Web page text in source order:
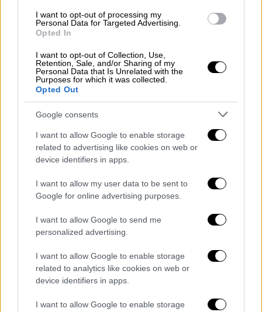
I want to opt-out of processing my
Personal Data for Targeted Advertising.
Opted In
I want to opt-out of Collection, Use,
Retention, Sale, and/or Sharing of my
Personal Data that Is Unrelated with the
Purposes for which it was collected.
Opted Out
Google consents
I want to allow Google to enable storage
related to advertising like cookies on web or
device identifiers in apps.
I want to allow my user data to be sent to
Google for online advertising purposes.
I want to allow Google to send me
personalized advertising.
I want to allow Google to enable storage
related to analytics like cookies on web or
device identifiers in apps.
I want to allow Google to enable storage
Πολιτική|09.01.2023 15:07
«Προβληματικά τα γερμανικά τανκς
Puma - Δεν επηρεάζεται η συμφωνία με
την Ελλάδα για τα Marder» - Τι εξηγεί ο
«Σε καμία περίπτωση δεν θα μείνουν γυμνά
τα ελληνικά νησιά», τόνισε ο πρώην